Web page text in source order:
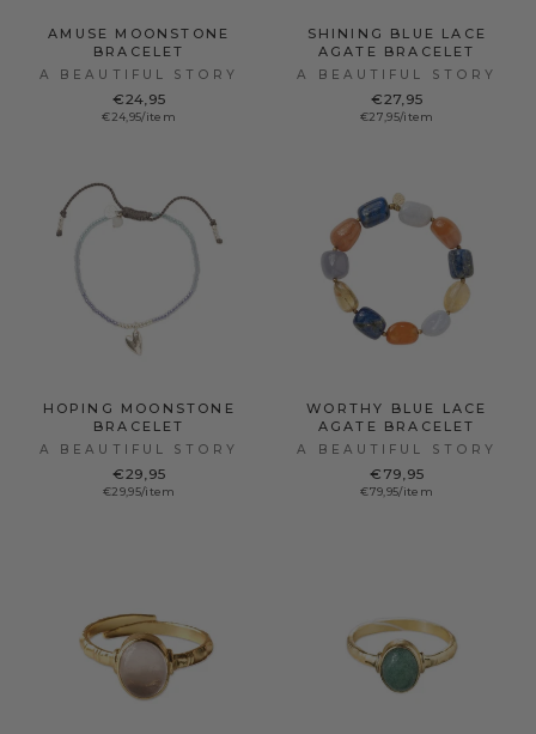
AMUSE MOONSTONE
BRACELET
A BEAUTIFUL STORY
€24,95
€24,95/item
SHINING BLUE LACE
AGATE BRACELET
A BEAUTIFUL STORY
€27,95
€27,95/item
HOPING MOONSTONE
BRACELET
A BEAUTIFUL STORY
€29,95
€29,95/item
WORTHY BLUE LACE
AGATE BRACELET
A BEAUTIFUL STORY
€79,95
€79,95/item